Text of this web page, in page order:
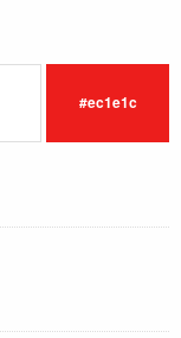
#ec1e1c